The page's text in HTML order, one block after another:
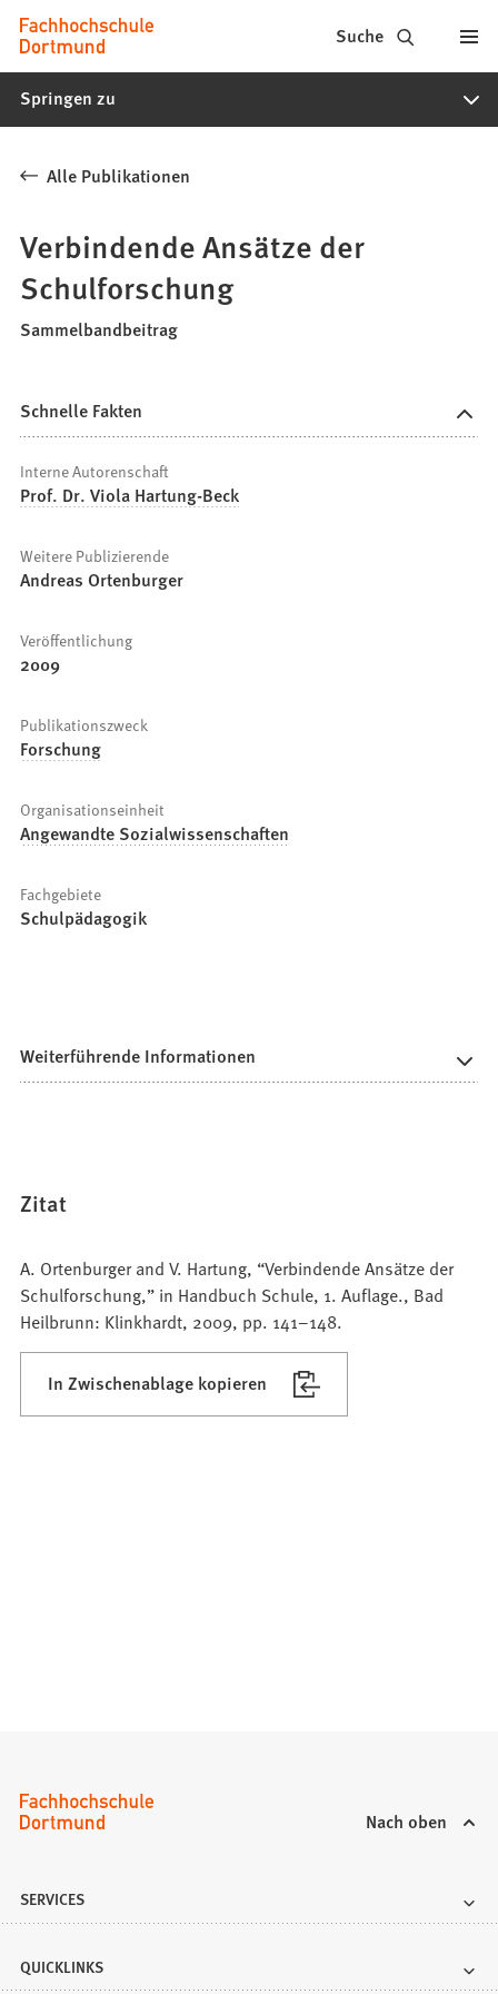
Inhalt anspringen
Fachhochschule
Dortmund
-
Studiengänge,
Bewerbung
Suche
Springen zu
Alle Publikationen
Verbindende Ansätze der
Schulforschung
Sammelbandbeitrag
Schnelle Fakten
Interne Autorenschaft
Prof. Dr. Viola Hartung-Beck
Weitere Publizierende
Andreas Ortenburger
Veröffentlichung
2009
Publikationszweck
Forschung
Organisationseinheit
Angewandte Sozialwissenschaften
Fachgebiete
Schulpädagogik
Weiterführende Informationen
Zitat
A. Ortenburger and V. Hartung, “Verbindende Ansätze der
Schulforschung,” in Handbuch Schule, 1. Auflage., Bad
Heilbrunn: Klinkhardt, 2009, pp. 141–148.
In Zwischenablage kopieren
Nach oben
SERVICES
QUICKLINKS